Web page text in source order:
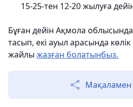
15-25-тен 12-20 жылуға
Бұған дейін Ақмола
тасып, екі ауыл арасында
жайлы жазған болатынбыз.
Мақаламен